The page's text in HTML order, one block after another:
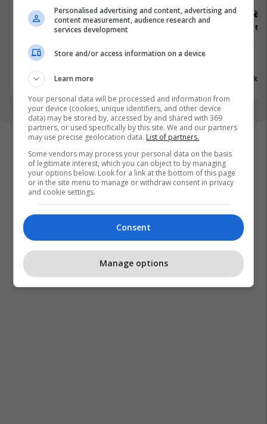
Video Editor
Media
Prishtinë
20 Korrik 2026
dhe
12 Korrik
Personalised advertising and content, advertising and
content measurement, audience research and
services development
Store and/or access information on a device
Learn more
Your personal data will be processed and information from
your device (cookies, unique identifiers, and other device
data) may be stored by, accessed by and shared with 369
partners, or used specifically by this site. We and our partners
may use precise geolocation data. List of partners.
Some vendors may process your personal data on the basis
of legitimate interest, which you can object to by managing
your options below. Look for a link at the bottom of this page
or in the site menu to manage or withdraw consent in privacy
and cookie settings.
Consent
Manage options